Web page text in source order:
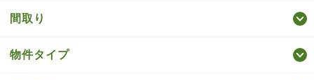
間取り
物件タイプ